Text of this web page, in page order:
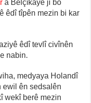
a Belçîkayê ji bo
êdî tîpên mezin bi kar
êdî tevlî civînên
nabin.
medyaya Holandî
ewil ên sedsalên
wekî berê mezin